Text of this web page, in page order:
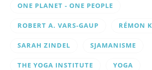
ONE PLANET - ONE PEOPLE
ROBERT A. VARS-GAUP RÉMON
SARAH ZINDEL SJAMANISME
THE YOGA INSTITUTE YOGA